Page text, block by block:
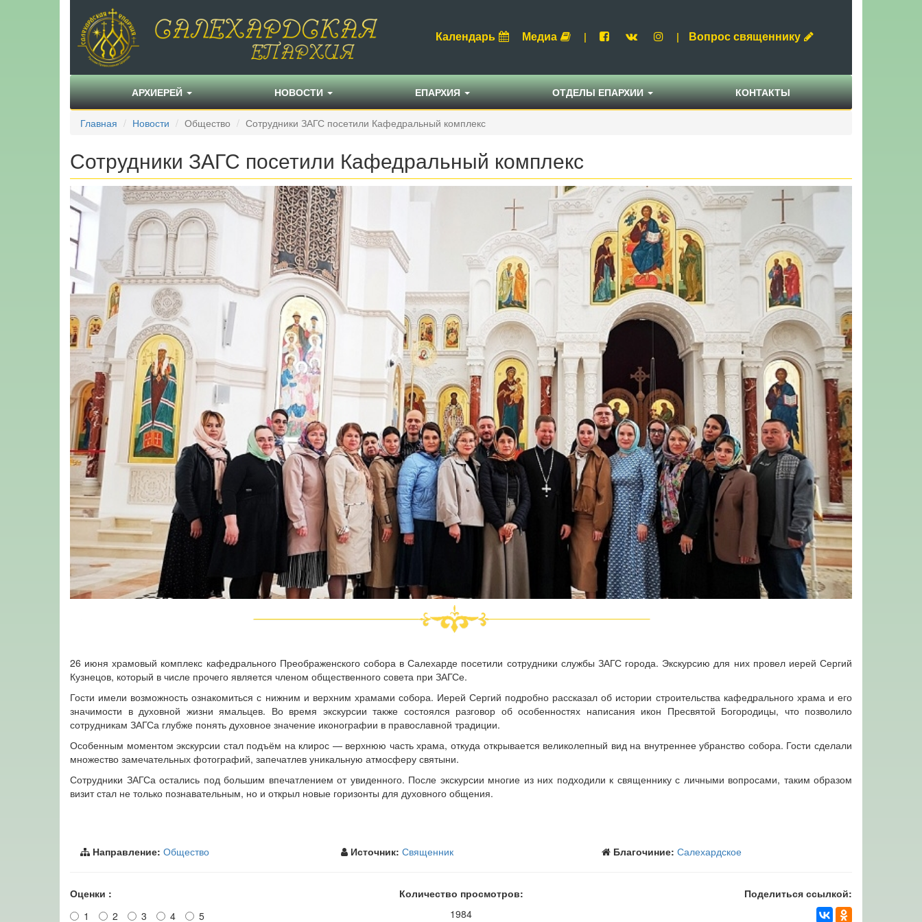
Календарь Медиа | | Вопрос священнику
АРХИЕРЕЙ НОВОСТИ ЕПАРХИЯ ОТДЕЛЫ ЕПАРХИИ КОНТАКТЫ
Главная Новости Общество Сотрудники ЗАГС посетили Кафедральный комплекс
Сотрудники ЗАГС посетили Кафедральный комплекс
26 июня храмовый комплекс кафедрального Преображенского собора в Салехарде посетили сотрудники службы ЗАГС города. Экскурсию для них провел иерей Сергий
Кузнецов, который в числе прочего является членом общественного совета при ЗАГСе.
Гости имели возможность ознакомиться с нижним и верхним храмами собора. Иерей Сергий подробно рассказал об истории строительства кафедрального храма и его
значимости в духовной жизни ямальцев. Во время экскурсии также состоялся разговор об особенностях написания икон Пресвятой Богородицы, что позволило
сотрудникам ЗАГСа глубже понять духовное значение иконографии в православной традиции.
Особенным моментом экскурсии стал подъём на клирос — верхнюю часть храма, откуда открывается великолепный вид на внутреннее убранство собора. Гости сделали
множество замечательных фотографий, запечатлев уникальную атмосферу святыни.
Сотрудники ЗАГСа остались под большим впечатлением от увиденного. После экскурсии многие из них подходили к священнику с личными вопросами, таким образом
визит стал не только познавательным, но и открыл новые горизонты для духовного общения.
Направление: Общество Источник: Священник Благочиние: Салехардское
Оценки :
1
2 3 4 5
Количество просмотров:
1984
Поделиться ссылкой: